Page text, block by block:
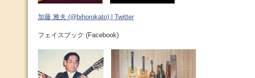
加藤 雅夫 (@bihorokato) | Twitter
フェイスブック (Facebook)